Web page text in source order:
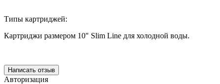
Типы картриджей:
Картриджи размером 10" Slim Line для холодной воды.
Написать отзыв
Авторизация